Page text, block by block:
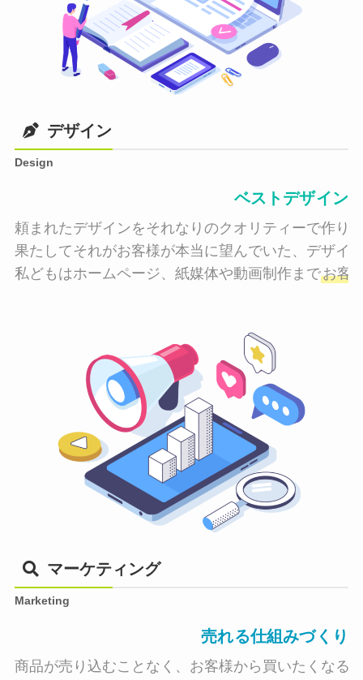
デザイン
Design
ベストデザイン
頼まれたデザインをそれなりのクオリティーで作り
果たしてそれがお客様が本当に望んでいた、デザイ
私どもはホームページ、紙媒体や動画制作までお客
マーケティング
Marketing
売れる仕組みづくり
商品が売り込むことなく、お客様から買いたくなる